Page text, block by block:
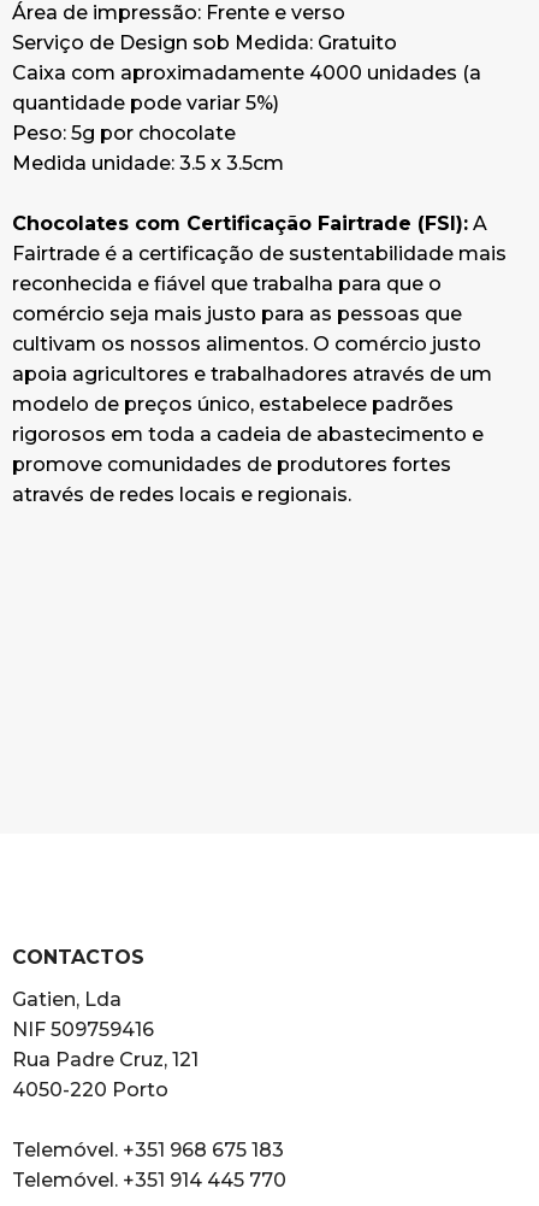
Área de impressão: Frente e verso
Serviço de Design sob Medida: Gratuito
Caixa com aproximadamente 4000 unidades (a
quantidade pode variar 5%)
Peso: 5g por chocolate
Medida unidade: 3.5 x 3.5cm
Chocolates com Certificação Fairtrade (FSI): A
Fairtrade é a certificação de sustentabilidade mais
reconhecida e fiável que trabalha para que o
comércio seja mais justo para as pessoas que
cultivam os nossos alimentos. O comércio justo
apoia agricultores e trabalhadores através de um
modelo de preços único, estabelece padrões
rigorosos em toda a cadeia de abastecimento e
promove comunidades de produtores fortes
através de redes locais e regionais.
CONTACTOS
Gatien, Lda
NIF 509759416
Rua Padre Cruz, 121
4050-220 Porto
Telemóvel. +351 968 675 183
Telemóvel. +351 914 445 770